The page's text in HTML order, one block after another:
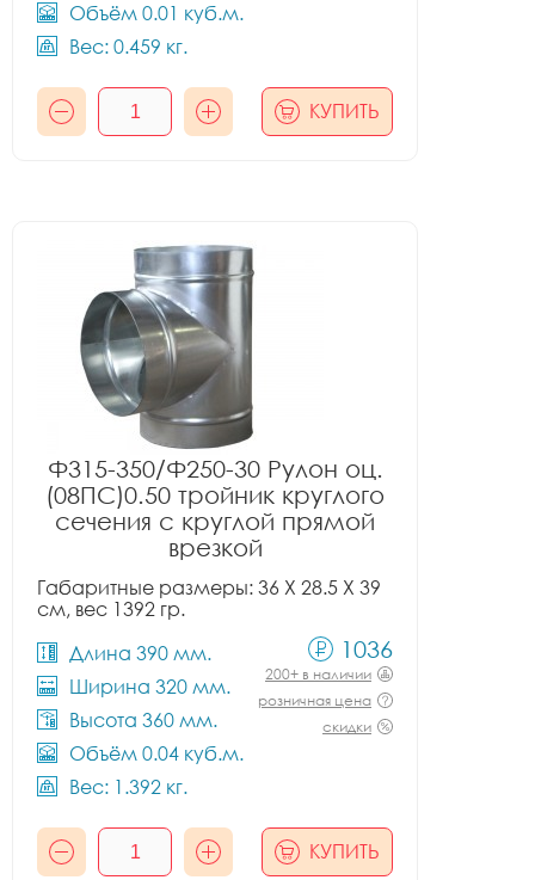
Объём 0.01 куб.м.
Вес: 0.459 кг.
КУПИТЬ
Ф315-350/Ф250-30 Рулон оц.
(08ПС)0.50 тройник круглого
сечения с круглой прямой
врезкой
Габаритные размеры: 36 X 28.5 X 39
см, вес 1392 гр.
Длина 390 мм.
Ширина 320 мм.
Высота 360 мм.
Объём 0.04 куб.м.
Вес: 1.392 кг.
1036
200+ в наличии
розничная цена
скидки
КУПИТЬ